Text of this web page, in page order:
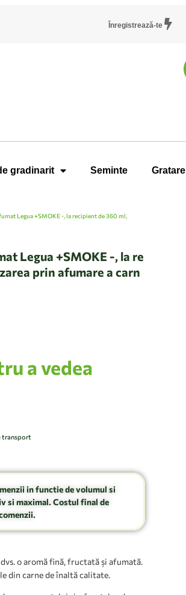
Înregistrează-te
gradinarit Seminte Gratare
Legua +SMOKE -, la recipient de 360 ml,
Legua +SMOKE -, la re
prin afumare a carn
a vedea
transport
in functie de volumul si
si maximal. Costul final de
o aromă fină, fructată și afumată.
din carne de înaltă calitate.